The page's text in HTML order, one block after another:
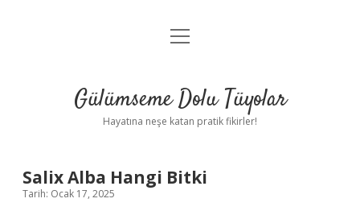
Anasayfa
Yasal Uyarı
menüyü
Gülümseme Dolu Tüyolar
Hayatına neşe katan pratik fikirler!
Salix Alba Hangi Bitki
Tarih: Ocak 17, 2025